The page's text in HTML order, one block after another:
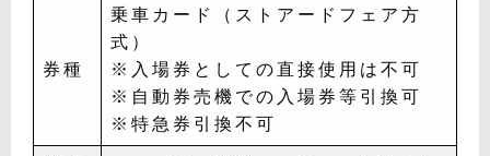
券種
乗車カード（ストアードフェア方
式）
※入場券としての直接使用は不可
※自動券売機での入場券等引換可
※特急券引換不可